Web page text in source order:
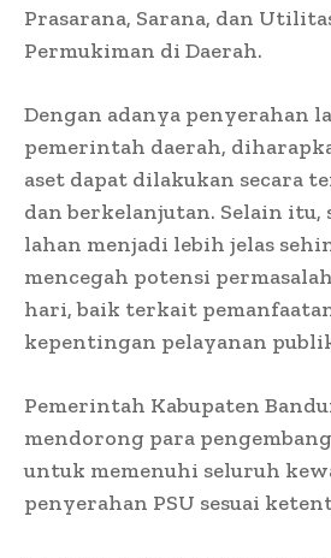
Prasarana, Sarana, dan
Permukiman di Daerah.
Dengan adanya penyerahan
pemerintah daerah,
aset dapat dilakukan secara
dan berkelanjutan. Selain itu,
lahan menjadi lebih jelas
mencegah potensi
hari, baik terkait
kepentingan pelayanan
Pemerintah Kabupaten
mendorong para
untuk memenuhi seluruh
penyerahan PSU sesuai